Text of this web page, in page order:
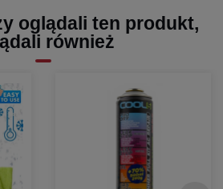
oglądali ten produkt,
również